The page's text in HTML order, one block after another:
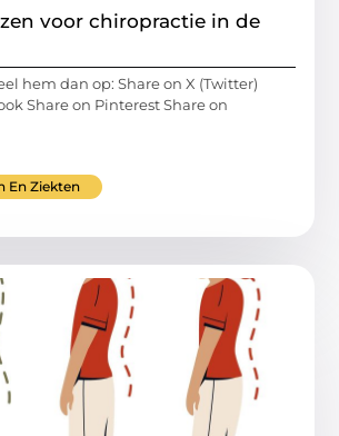
voor chiropractie in de
hem dan op: Share on X (Twitter)
Share on Pinterest Share on
En Ziekten